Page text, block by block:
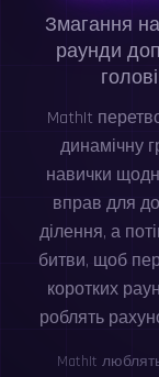
Змагання
раунди
MathIt
динамічну
навички
вправ для
ділення, а
битви, щоб
коротких
роблять
MathIt